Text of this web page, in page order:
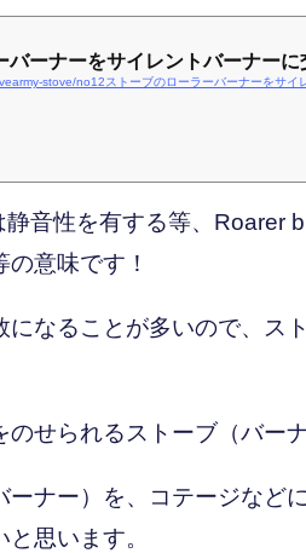
ーナーをサイレントバーナーに
stove/no12ストーブのローラーバーナーをサイ
音性を有する等、Roarer
意味です！
なることが多いので、ス
せられるストーブ（バー
ナー）を、コテージなど
思います。